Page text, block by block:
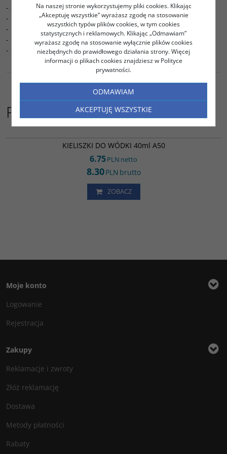
- z linią do napełniania
- Materiał: PP (polipropylen)
- Kolor: półprzezroczysty
- nietłukące, nadają się do recyklingu
- można myć w zmywarce
Podobne do
KIELISZKI DO WÓDKI 40ml A50
6.75PLN netto
8.30PLN brutto
ZOBACZ
Moje konto
Logowanie
Rejestracja
Zakupy
Reklamacje i zwroty
Złóż reklamację
Dostawa
Metody płatności
Rabaty
Na naszej stronie wykorzystujemy pliki cookies. Klikając
„Akceptuję wszystkie” wyrażasz zgodę na stosowanie
wszystkich typów plików cookies, w tym cookies
statystycznych i reklamowych. Klikając „Odmawiam”
wyrażasz zgodę na stosowanie wyłącznie plików cookies
niezbędnych do prawidłowego działania strony. Więcej
informacji o plikach cookies znajdziesz w Polityce
prywatności.
ODMAWIAM
AKCEPTUJĘ WSZYSTKIE